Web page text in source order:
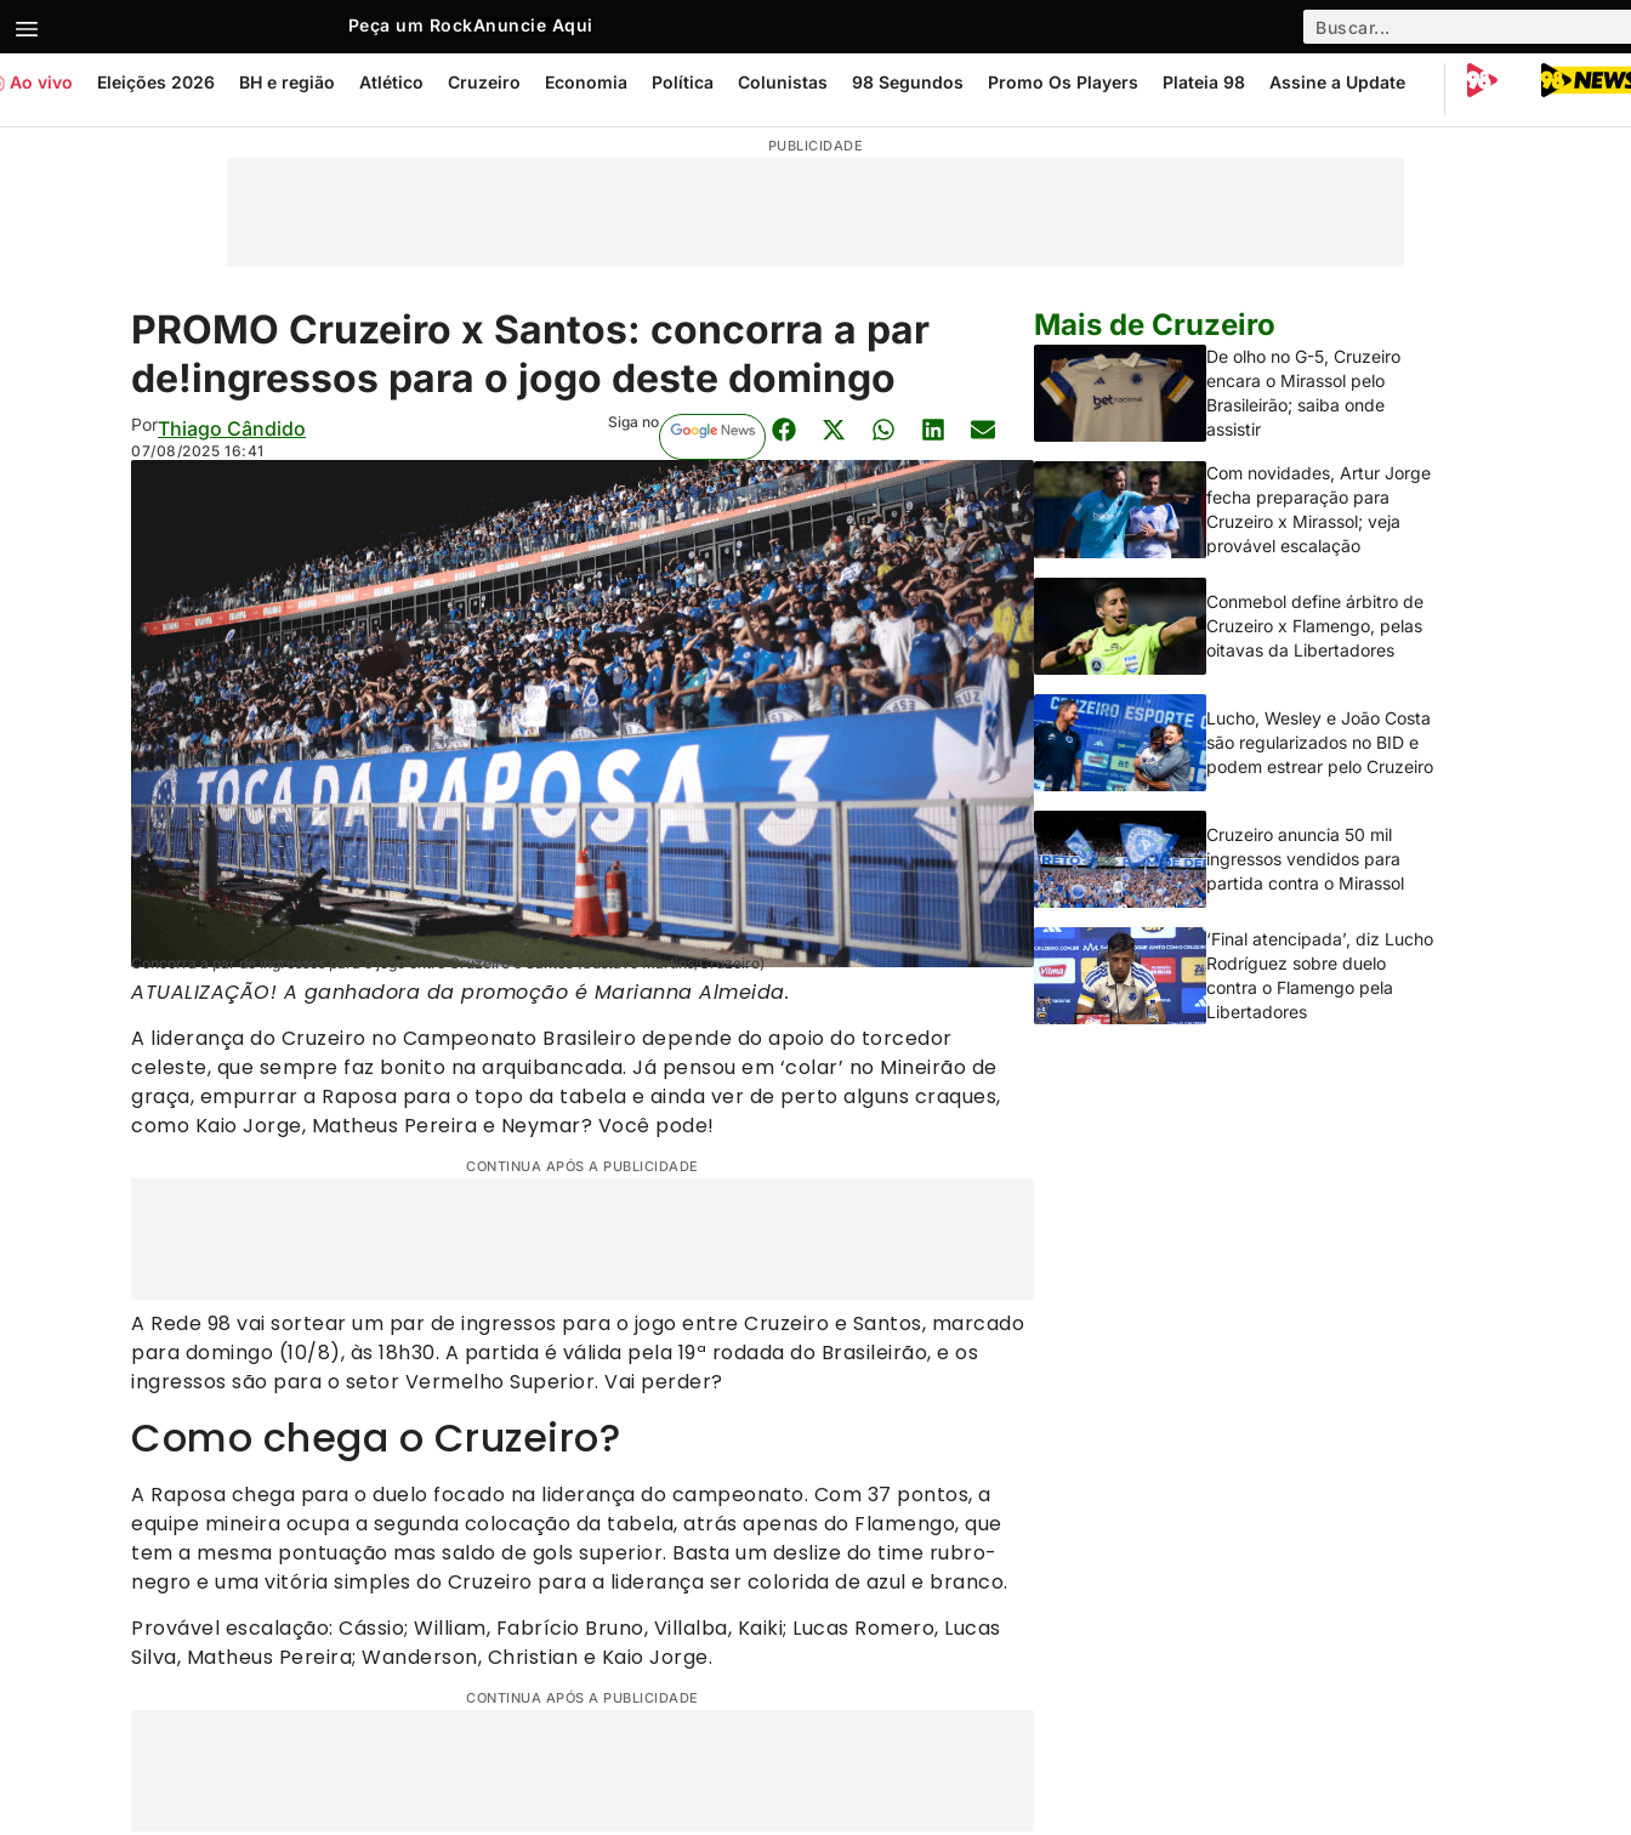
Peça um RockAnuncie Aqui
Ao vivo Eleições 2026 BH e região Atlético Cruzeiro Economia Política Colunistas 98 Segundos Promo Os Players Plateia 98 Assine a Update
PUBLICIDADE
PROMO Cruzeiro x Santos: concorra a par
de!ingressos para o jogo deste domingo
PorThiago Cândido
07/08/2025 16:41
Siga no
Concorra a par de ingressos para o jogo entre Cruzeiro e Santos (Gustavo Martins/Cruzeiro)
ATUALIZAÇÃO! A ganhadora da promoção é Marianna Almeida.
A liderança do Cruzeiro no Campeonato Brasileiro depende do apoio do torcedor
celeste, que sempre faz bonito na arquibancada. Já pensou em ‘colar’ no Mineirão de
graça, empurrar a Raposa para o topo da tabela e ainda ver de perto alguns craques,
como Kaio Jorge, Matheus Pereira e Neymar? Você pode!
CONTINUA APÓS A PUBLICIDADE
A Rede 98 vai sortear um par de ingressos para o jogo entre Cruzeiro e Santos, marcado
para domingo (10/8), às 18h30. A partida é válida pela 19ª rodada do Brasileirão, e os
ingressos são para o setor Vermelho Superior. Vai perder?
Como chega o Cruzeiro?
A Raposa chega para o duelo focado na liderança do campeonato. Com 37 pontos, a
equipe mineira ocupa a segunda colocação da tabela, atrás apenas do Flamengo, que
tem a mesma pontuação mas saldo de gols superior. Basta um deslize do time rubro-
negro e uma vitória simples do Cruzeiro para a liderança ser colorida de azul e branco.
Provável escalação: Cássio; William, Fabrício Bruno, Villalba, Kaiki; Lucas Romero, Lucas
Silva, Matheus Pereira; Wanderson, Christian e Kaio Jorge.
CONTINUA APÓS A PUBLICIDADE
Mais de Cruzeiro
De olho no G-5, Cruzeiro
encara o Mirassol pelo
Brasileirão; saiba onde
assistir
Com novidades, Artur Jorge
fecha preparação para
Cruzeiro x Mirassol; veja
provável escalação
Conmebol define árbitro de
Cruzeiro x Flamengo, pelas
oitavas da Libertadores
Lucho, Wesley e João Costa
são regularizados no BID e
podem estrear pelo Cruzeiro
Cruzeiro anuncia 50 mil
ingressos vendidos para
partida contra o Mirassol
‘Final atencipada’, diz Lucho
Rodríguez sobre duelo
contra o Flamengo pela
Libertadores